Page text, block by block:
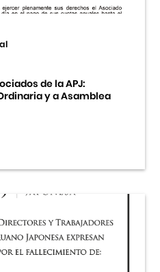
de la APJ:
y a Asamblea